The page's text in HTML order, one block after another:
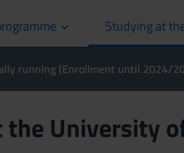
Studying at
running (Enrollment until 2024/
University